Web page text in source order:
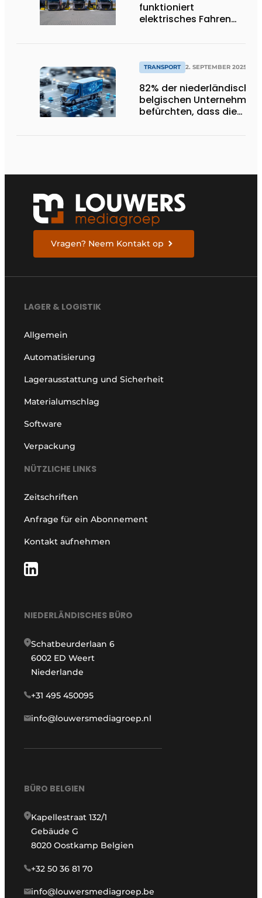
funktioniert
elektrisches Fahren
TRANSPORT 2. SEPTEMBER 2025
82% der
belgischen Unternehmen
befürchten, dass die
Vragen? Neem Kontakt op
LAGER & LOGISTIK
Allgemein
Automatisierung
Lagerausstattung und Sicherheit
Materialumschlag
Software
Verpackung
NÜTZLICHE LINKS
Zeitschriften
Anfrage für ein Abonnement
Kontakt aufnehmen
NIEDERLÄNDISCHES BÜRO
Schatbeurderlaan 6
6002 ED Weert
Niederlande
+31 495 450095
info@louwersmediagroep.nl
BÜRO BELGIEN
Kapellestraat 132/1
Gebäude G
8020 Oostkamp Belgien
+32 50 36 81 70
info@louwersmediagroep.be